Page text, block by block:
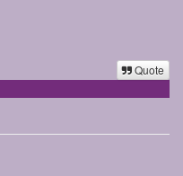
Quote